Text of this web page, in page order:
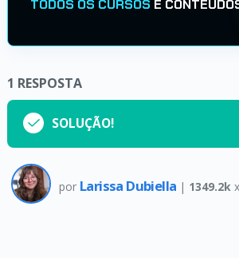
TODOS OS CURSOS E
1 RESPOSTA
SOLUÇÃO!
por Larissa Dubiella | 1349.2k